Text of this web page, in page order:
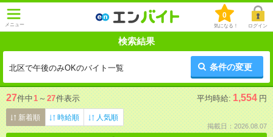
メニュー
0
気になる！ ログイン
検索結果
北区で午後のみOKのバイト一覧 条件の変更
27件中1 ～ 27件表示 平均時給: 1,554 円
新着順 時給順 人気順
掲載日：2026.08.07